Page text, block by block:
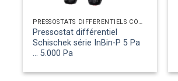
PRESSOSTATS DIFFÉRENTIELS CÔTÉ AIR
Pressostat différentiel
Schischek série InBin-P 5 Pa
... 5.000 Pa